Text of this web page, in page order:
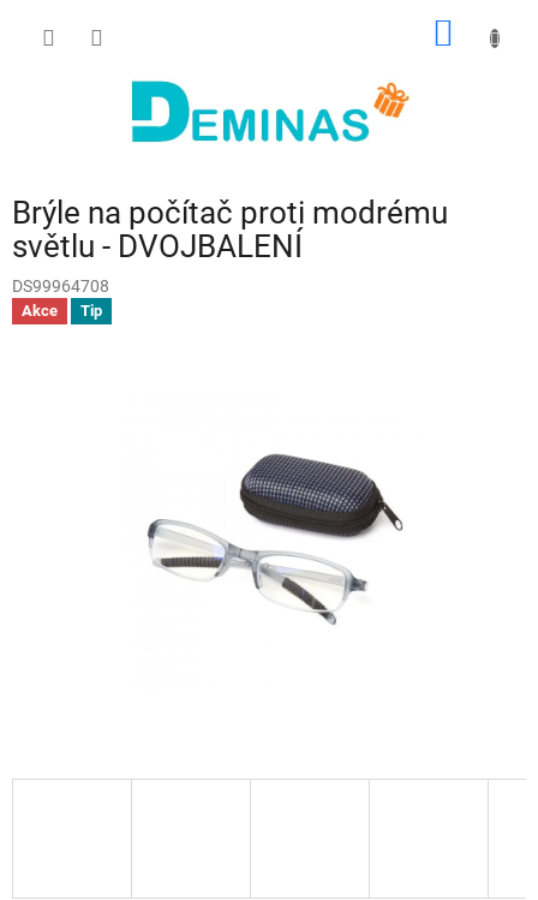
Brýle na počítač proti modrému
světlu - DVOJBALENÍ
DS99964708
Akce Tip